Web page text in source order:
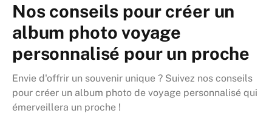
Nos conseils pour créer un
album photo voyage
personnalisé pour un proche
Envie d'offrir un souvenir unique ? Suivez nos conseils
pour créer un album photo de voyage personnalisé qui
émerveillera un proche !